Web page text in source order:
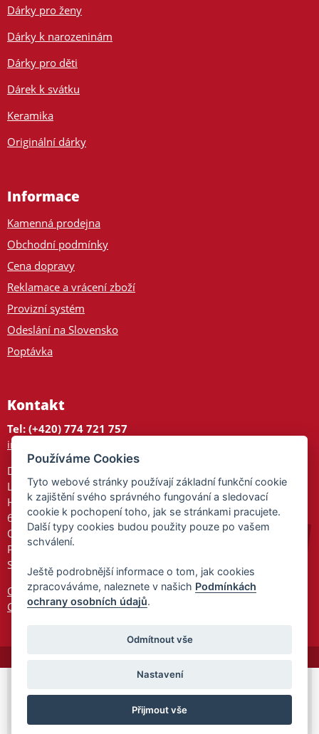
Dárky pro ženy
Dárky k narozeninám
Dárky pro děti
Dárek k svátku
Keramika
Originální dárky
Informace
Kamenná prodejna
Obchodní podmínky
Cena dopravy
Reklamace a vrácení zboží
Provizní systém
Odeslání na Slovensko
Poptávka
Kontakt
Tel: (+420) 774 721 757
info@tajnedarky.cz
Dárkové centrum
Legionářů 2
Hodonín
695 01
Otevřeno:
Po-Pá 9-17
So 9-11:30
Ochrana osobních údajů
Cookies
© 2026 Tajnedarky.cz -Partnerský
program
Partner ID:
Používáme Cookies
Tyto webové stránky používají základní funkční cookie
k zajištění svého správného fungování a sledovací
cookie k pochopení toho, jak se stránkami pracujete.
Další typy cookies budou použity pouze po vašem
schválení.
Ještě podrobnější informace o tom, jak cookies
zpracováváme, naleznete v našich Podmínkách
ochrany osobních údajů.
Odmítnout vše
Nastavení
Přijmout vše